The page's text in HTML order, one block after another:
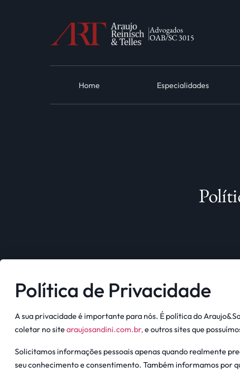
Advogados
OAB/SC 3015
Home Especialidades
Política de Privacidade
A sua privacidade é importante para nós. É política do
coletar no site araujosandini.com.br,e outros sites que
Solicitamos informações pessoais apenas quando realmente
seu conhecimento e consentimento. Também informamos por